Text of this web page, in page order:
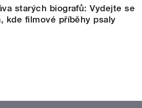
starých biografů: Vydejte se
kde filmové příběhy psaly